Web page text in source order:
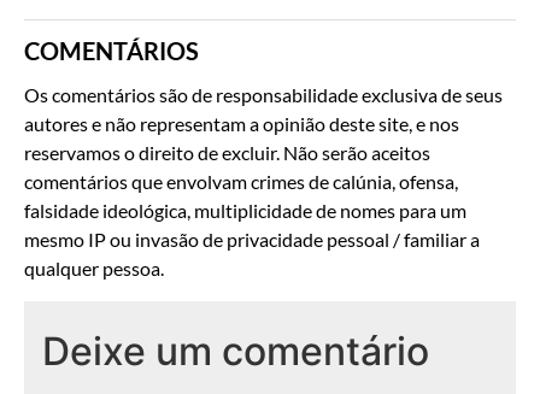
COMENTÁRIOS
Os comentários são de responsabilidade exclusiva de seus
autores e não representam a opinião deste site, e nos
reservamos o direito de excluir. Não serão aceitos
comentários que envolvam crimes de calúnia, ofensa,
falsidade ideológica, multiplicidade de nomes para um
mesmo IP ou invasão de privacidade pessoal / familiar a
qualquer pessoa.
Deixe um comentário